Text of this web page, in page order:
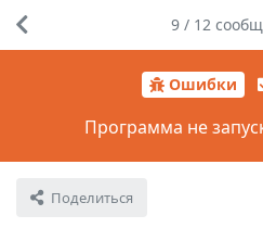
Ошибки
Программа не
Поделиться
9/ 12